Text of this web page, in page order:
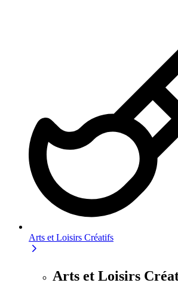
Arts et Loisirs Créatifs
Arts et Loisirs